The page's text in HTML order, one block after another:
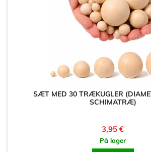
SÆT MED 30 TRÆKUGLER
SCHIMATRÆ)
Pris
3,95 €
På lager